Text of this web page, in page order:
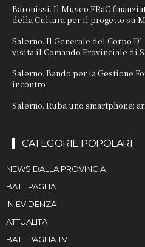
Baronissi. Il Museo FRaC
della Cultura per il progetto su
Salerno. Il Generale del Corpo
visita il Comando Provinciale di
Salerno. Bando per la Gestione
incontro
Salerno. Ruba uno smartphone:
CATEGORIE POPOLARI
NEWS DALLA PROVINCIA
BATTIPAGLIA
IN EVIDENZA
ATTUALITÀ
BATTIPAGLIA TV